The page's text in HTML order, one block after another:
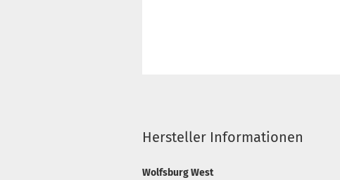
Hersteller Informationen
Wolfsburg West